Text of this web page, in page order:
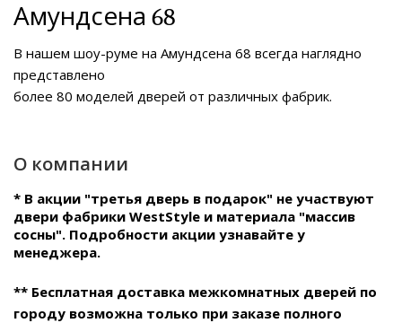
Амундсена 68
В нашем шоу-руме на Амундсена 68 всегда наглядно
представлено
более 80 моделей дверей от различных фабрик.
О компании
* В акции "третья дверь в подарок" не участвуют
двери фабрики WestStyle и материала "массив
сосны". Подробности акции узнавайте у
менеджера.
** Бесплатная доставка межкомнатных дверей по
городу возможна только при заказе полного